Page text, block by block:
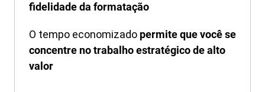
fidelidade da formatação
O tempo economizado permite que você se
concentre no trabalho estratégico de alto
valor